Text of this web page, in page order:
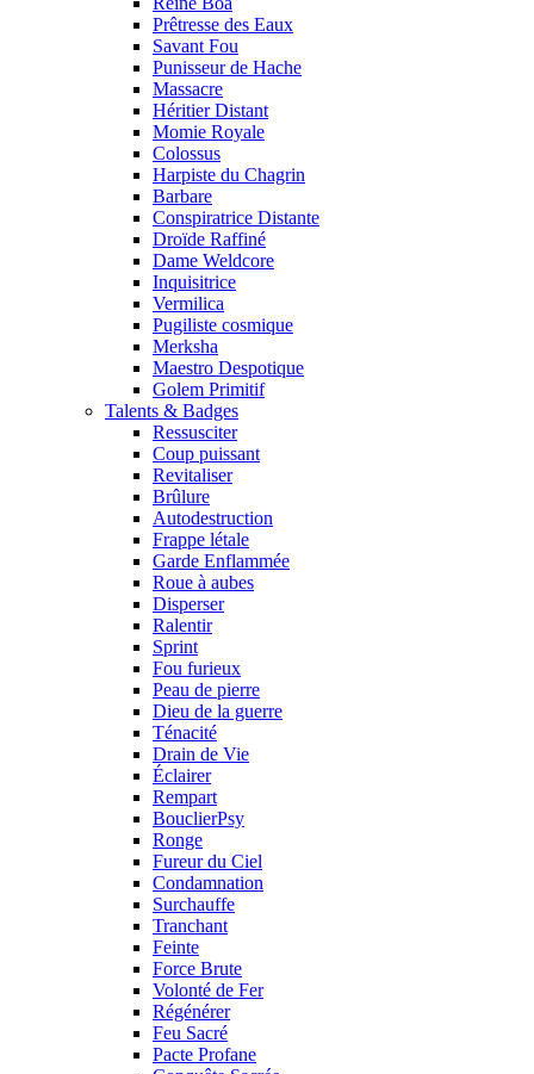
Prêtresse des Eaux
Savant Fou
Punisseur de Hache
Massacre
Héritier Distant
Momie Royale
Colossus
Harpiste du Chagrin
Barbare
Conspiratrice Distante
Droïde Raffiné
Dame Weldcore
Inquisitrice
Vermilica
Pugiliste cosmique
Merksha
Maestro Despotique
Golem Primitif
Talents & Badges
Ressusciter
Coup puissant
Revitaliser
Brûlure
Autodestruction
Frappe létale
Garde Enflammée
Roue à aubes
Disperser
Ralentir
Sprint
Fou furieux
Peau de pierre
Dieu de la guerre
Ténacité
Drain de Vie
Éclairer
Rempart
BouclierPsy
Ronge
Fureur du Ciel
Condamnation
Surchauffe
Tranchant
Feinte
Force Brute
Volonté de Fer
Régénérer
Feu Sacré
Pacte Profane